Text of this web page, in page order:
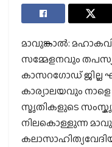
മാവുങ്കാൽ:
സമ്മേളനവും തപസ്യ
കാസറഗോഡ് ജില്ല
കാര്യാലയവും നാളെ
സ്മൃതികളുടെ
നിലകൊള്ളുന്ന